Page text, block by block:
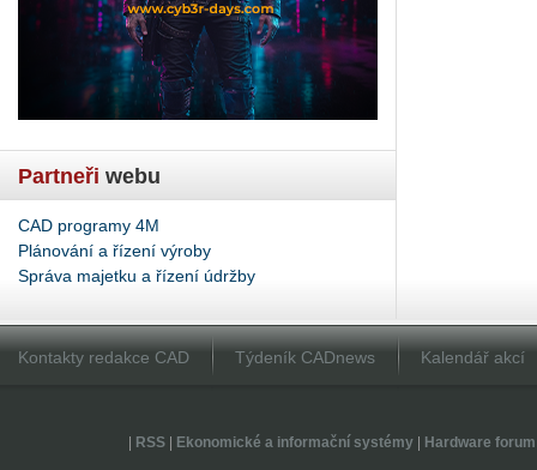
Partneři webu
CAD programy 4M
Plánování a řízení výroby
Správa majetku a řízení údržby
Kontakty redakce CAD Týdeník CADnews Kalendář akcí
RSS| Ekonomické a informační systémy| Hardware forum